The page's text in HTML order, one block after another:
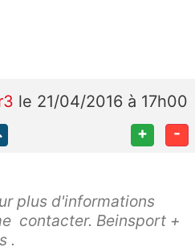
le 21/04/2016 à 17h00
+ -
plus d'informations
contacter. Beinsport +
.